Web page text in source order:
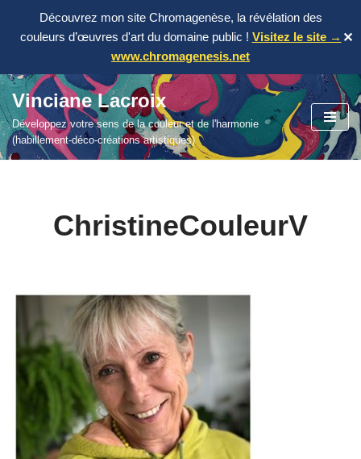
Découvrez mon site Chromagenèse, la révélation des
couleurs d’œuvres d'art du domaine public ! Visitez le site →
www.chromagenesis.net
✕
Aller
au
contenu
Vinciane Lacroix
Développez votre sens de la couleur et de l'harmonie
(habillement-déco-créations artistiques)
ChristineCouleurV